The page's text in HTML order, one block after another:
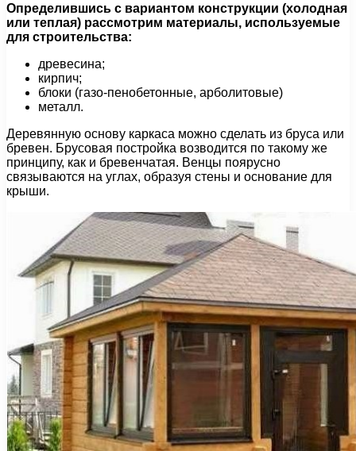
Определившись с вариантом конструкции (холодная
или теплая) рассмотрим материалы, используемые
для строительства:
древесина;
кирпич;
блоки (газо-пенобетонные, арболитовые)
металл.
Деревянную основу каркаса можно сделать из бруса или
бревен. Брусовая постройка возводится по такому же
принципу, как и бревенчатая. Венцы поярусно
связываются на углах, образуя стены и основание для
крыши.